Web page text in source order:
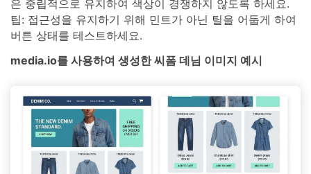
은 중립적으로 유지하여 색상이 경쟁하지 않도록 하세요.
팁: 접근성을 유지하기 위해 민트가 아닌 틸을 어둡게 하여
버튼 상태를 테스트하세요.
media.io를 사용하여 생성한 씨폼 데님 이미지 예시